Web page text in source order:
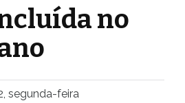
no
segunda-feira